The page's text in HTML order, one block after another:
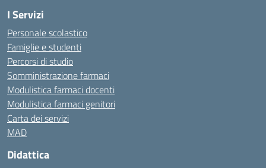
I Servizi
Personale scolastico
Famiglie e studenti
Percorsi di studio
Somministrazione farmaci
Modulistica farmaci docenti
Modulistica farmaci genitori
Carta dei servizi
MAD
Didattica